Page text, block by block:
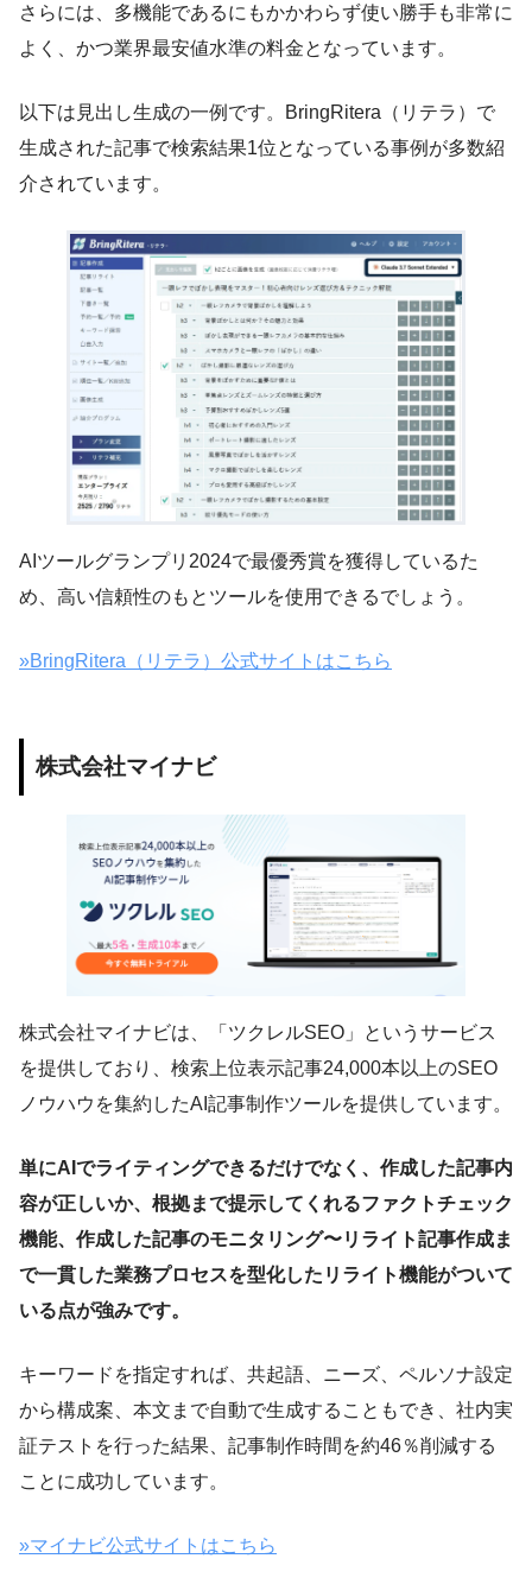
さらには、多機能であるにもかかわらず使い勝手も非常に
よく、かつ業界最安値水準の料金となっています。
以下は見出し生成の一例です。BringRitera（リテラ）で
生成された記事で検索結果1位となっている事例が多数紹
介されています。
AIツールグランプリ2024で最優秀賞を獲得しているた
め、高い信頼性のもとツールを使用できるでしょう。
»BringRitera（リテラ）公式サイトはこちら
株式会社マイナビ
株式会社マイナビは、「ツクレルSEO」というサービス
を提供しており、検索上位表示記事24,000本以上のSEO
ノウハウを集約したAI記事制作ツールを提供しています。
単にAIでライティングできるだけでなく、作成した記事内
容が正しいか、根拠まで提示してくれるファクトチェック
機能、作成した記事のモニタリング〜リライト記事作成ま
で一貫した業務プロセスを型化したリライト機能がついて
いる点が強みです。
キーワードを指定すれば、共起語、ニーズ、ペルソナ設定
から構成案、本文まで自動で生成することもでき、社内実
証テストを行った結果、記事制作時間を約46％削減する
ことに成功しています。
»マイナビ公式サイトはこちら